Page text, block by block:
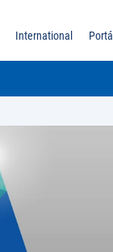
International Portál